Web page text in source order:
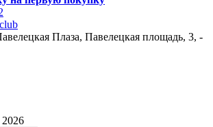
Плаза, Павелецкая площадь, 3, -